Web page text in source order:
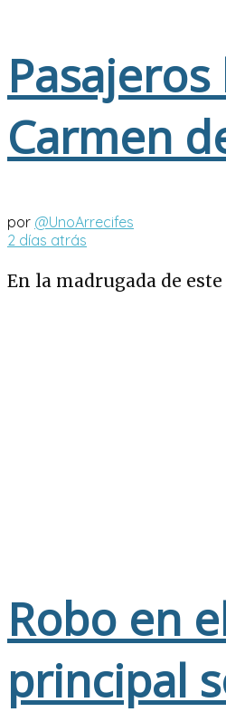
Carmen
por @UnoArrecifes
2 días atrás
En la madrugada de
Robo en
principal